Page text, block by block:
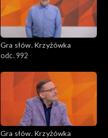
Gra słów. Krzyżówka
odc. 992
Gra słów. Krzyżówka